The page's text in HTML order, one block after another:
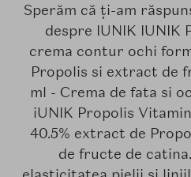
Sperăm că ți-am
despre IUNIK IUNIK
crema contur ochi
Propolis si extract de
ml - Crema de fata si
iUNIK Propolis
40.5% extract de
de fructe de